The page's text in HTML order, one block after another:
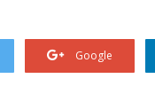
Google